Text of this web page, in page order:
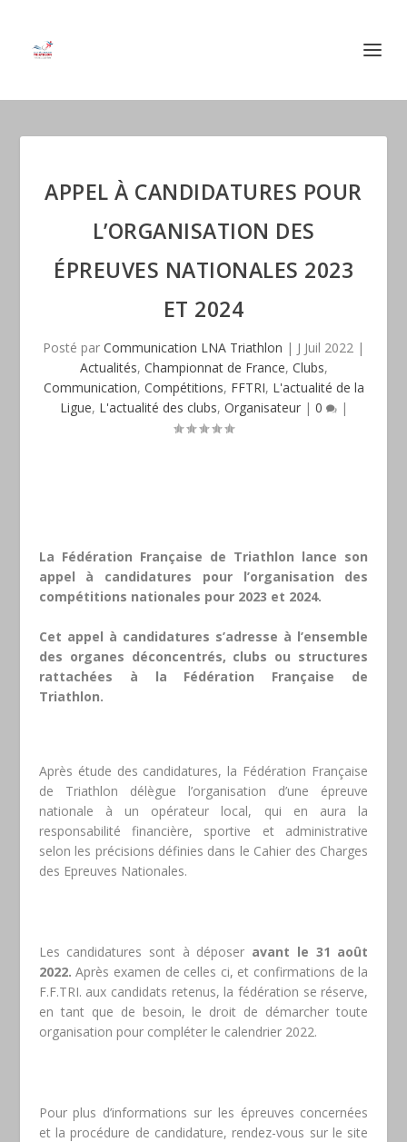
APPEL À CANDIDATURES POUR
L’ORGANISATION DES
ÉPREUVES NATIONALES 2023
ET 2024
Posté par Communication LNA Triathlon | J Juil 2022 |
Actualités, Championnat de France, Clubs,
Communication, Compétitions, FFTRI, L'actualité de la
Ligue, L'actualité des clubs, Organisateur| 0 |
La Fédération Française de Triathlon lance son
appel à candidatures pour l’organisation des
compétitions nationales pour 2023 et 2024.
Cet appel à candidatures s’adresse à l’ensemble
des organes déconcentrés, clubs ou structures
rattachées à la Fédération Française de
Triathlon.
Après étude des candidatures, la Fédération Française
de Triathlon délègue l’organisation d’une épreuve
nationale à un opérateur local, qui en aura la
responsabilité financière, sportive et administrative
selon les précisions définies dans le Cahier des Charges
des Epreuves Nationales.
Les candidatures sont à déposer avant le 31 août
2022. Après examen de celles ci, et confirmations de la
F.F.TRI. aux candidats retenus, la fédération se réserve,
en tant que de besoin, le droit de démarcher toute
organisation pour compléter le calendrier 2022.
Pour plus d’informations sur les épreuves concernées
et la procédure de candidature, rendez-vous sur le site